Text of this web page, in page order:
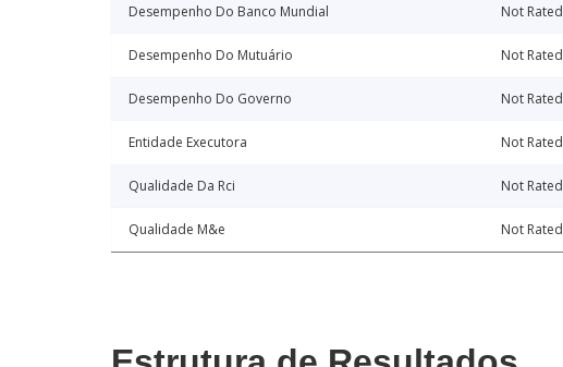
Desempenho Do Banco Mundial Not Rated
Desempenho Do Mutuário Not Rated
Desempenho Do Governo Not Rated
Entidade Executora Not Rated
Qualidade Da Rci Not Rated
Qualidade M&e Not Rated